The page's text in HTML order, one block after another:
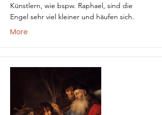
Künstlern, wie bspw. Raphael, sind die
Engel sehr viel kleiner und häufen sich.
More